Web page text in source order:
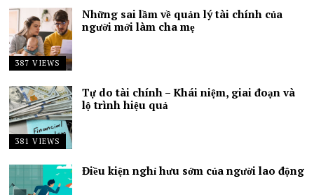
387 VIEWS
Những sai lầm về quản lý tài chính của
người mới làm cha mẹ
381 VIEWS
Tự do tài chính – Khái niệm, giai đoạn và
lộ trình hiệu quả
Điều kiện nghỉ hưu sớm của người lao động